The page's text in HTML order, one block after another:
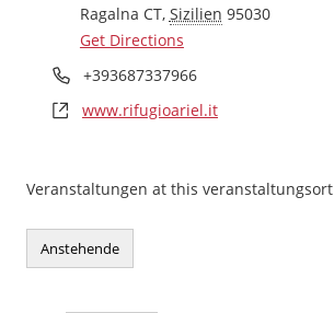
Ragalna CT, Sizilien 95030
Get Directions
+393687337966
www.rifugioariel.it
Veranstaltungen at this veranstaltungsort
Anstehende